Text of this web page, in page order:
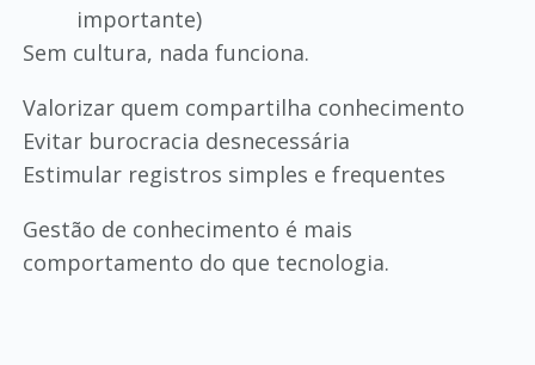
importante)
Sem cultura, nada funciona.
Valorizar quem compartilha conhecimento
Evitar burocracia desnecessária
Estimular registros simples e frequentes
Gestão de conhecimento é mais
comportamento do que tecnologia.